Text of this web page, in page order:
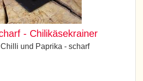
- Chilikäsekrainer
und Paprika - scharf